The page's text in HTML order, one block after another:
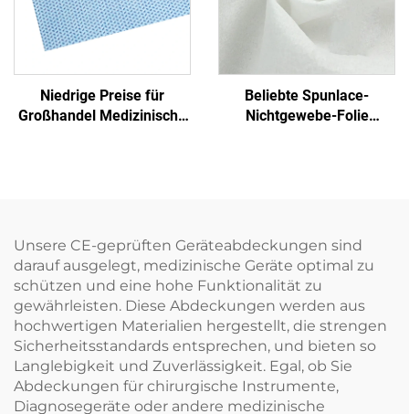
Niedrige Preise für
Großhandel Medizinische
Beliebte Spunlace-
Nichtgewebe-Folie
Unsere CE-geprüften Geräteabdeckungen sind
darauf ausgelegt, medizinische Geräte optimal zu
schützen und eine hohe Funktionalität zu
gewährleisten. Diese Abdeckungen werden aus
hochwertigen Materialien hergestellt, die strengen
Sicherheitsstandards entsprechen, und bieten so
Langlebigkeit und Zuverlässigkeit. Egal, ob Sie
Abdeckungen für chirurgische Instrumente,
Diagnosegeräte oder andere medizinische